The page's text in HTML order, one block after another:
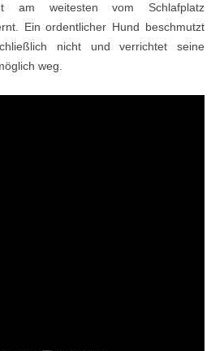
am weitesten vom Schlafplatz
Ein ordentlicher Hund beschmutzt
nicht und verrichtet seine
weg.